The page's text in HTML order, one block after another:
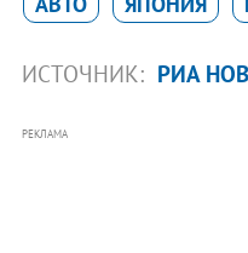
ИСТОЧНИК: РИА
РЕКЛАМА